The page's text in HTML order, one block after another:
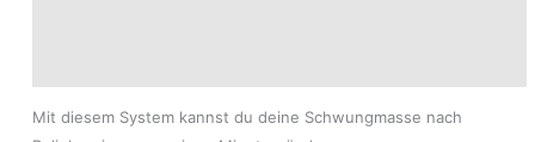
Mit diesem System kannst du deine Schwungmasse nach